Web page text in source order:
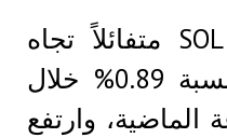
كان رد فعل سعر SOL متفائلاً تجاه
الإعلان. فقد ارتفع بنسبة 0.89% خلال
الماضية، وارتفع